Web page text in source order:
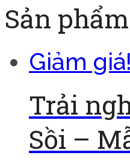
Sản
Giảm giá!
Trải
Sồi –